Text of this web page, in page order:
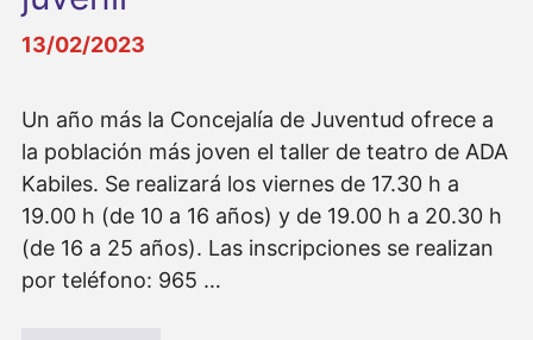
13/02/2023
Un año más la Concejalía de Juventud ofrece a
la población más joven el taller de teatro de ADA
Kabiles. Se realizará los viernes de 17.30 h a
19.00 h (de 10 a 16 años) y de 19.00 h a 20.30 h
(de 16 a 25 años). Las inscripciones se realizan
por teléfono: 965 …